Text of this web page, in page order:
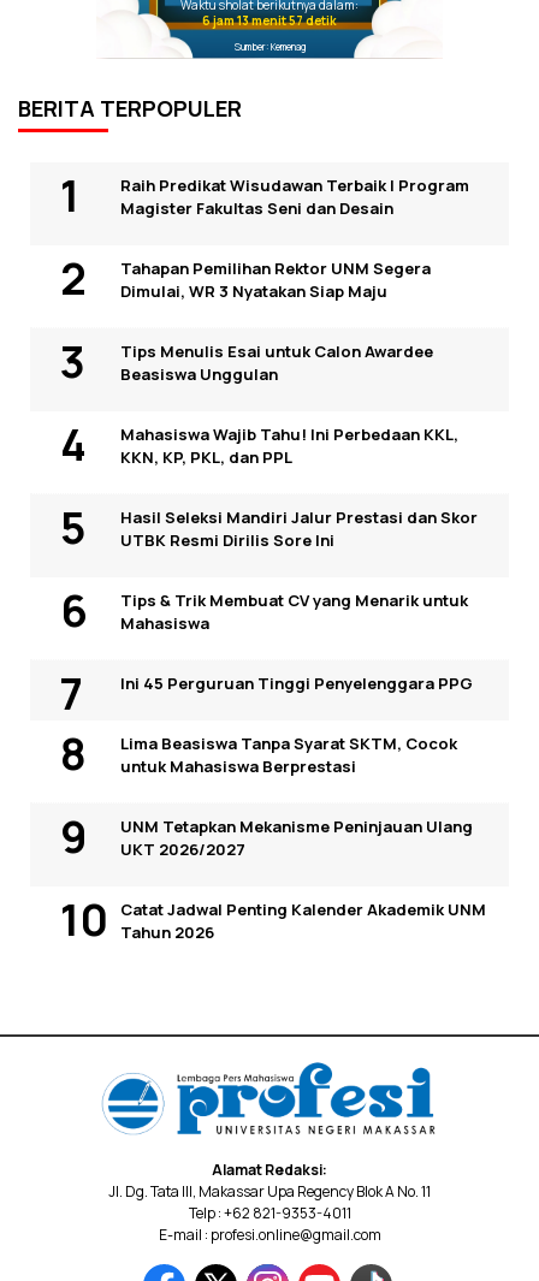
Waktu sholat berikutnya dalam:
6 jam 13 menit 57 detik
Sumber: Kemenag
BERITA TERPOPULER
Raih Predikat Wisudawan Terbaik I Program
Magister Fakultas Seni dan Desain
Tahapan Pemilihan Rektor UNM Segera
Dimulai, WR 3 Nyatakan Siap Maju
Tips Menulis Esai untuk Calon Awardee
Beasiswa Unggulan
Mahasiswa Wajib Tahu! Ini Perbedaan KKL,
KKN, KP, PKL, dan PPL
Hasil Seleksi Mandiri Jalur Prestasi dan Skor
UTBK Resmi Dirilis Sore Ini
Tips & Trik Membuat CV yang Menarik untuk
Mahasiswa
Ini 45 Perguruan Tinggi Penyelenggara PPG
Lima Beasiswa Tanpa Syarat SKTM, Cocok
untuk Mahasiswa Berprestasi
UNM Tetapkan Mekanisme Peninjauan Ulang
UKT 2026/2027
Catat Jadwal Penting Kalender Akademik UNM
Tahun 2026
Alamat Redaksi:
Jl. Dg. Tata III, Makassar Upa Regency Blok A No. 11
Telp : +62 821-9353-4011
E-mail : profesi.online@gmail.com